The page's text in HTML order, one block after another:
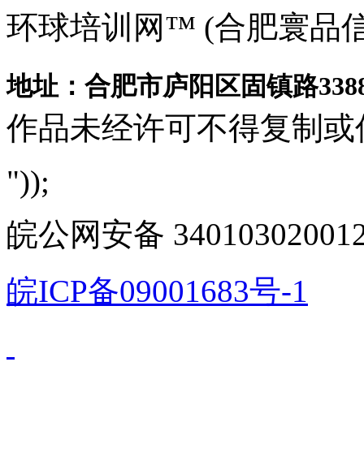
环球培训网™ (合肥寰品
地址：合肥市庐阳区固镇路
作品未经许可不得复制或
"));
皖公网安备
皖ICP备09001683号-1